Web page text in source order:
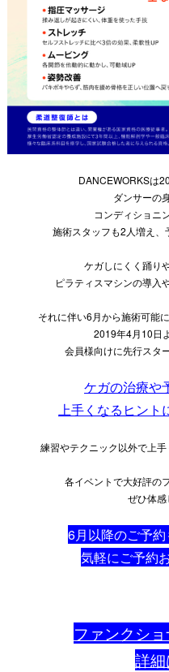
DANCEWORKSは
ダンサーの
コンディショニ
施術スタッフも2人増え、
ケガしにくく踊り
ピラティスマシンの導入
それに伴い6月から施術可能
2019年4月10日
会員様向けに先行スタ
ケガの治療や
上手くなるヒント
練習やテクニック以外で上
各イベントで大好評の
ぜひ体感
6月以降のご予約
気軽にご予約
ファンクシ
詳